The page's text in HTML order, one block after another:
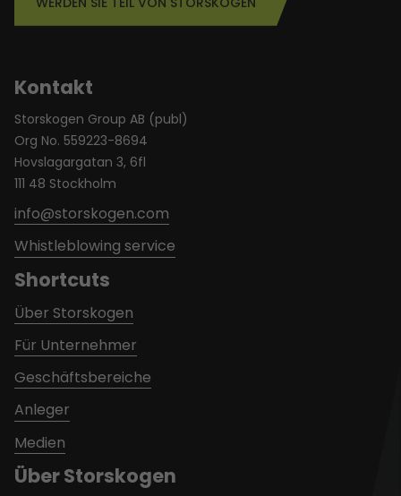
Über Storskogen
Kontakt
Storskogen Group AB (publ)
Org No. 559223-8694
Hovslagargatan 3, 6fl
111 48 Stockholm
info@storskogen.com
Whistleblowing service
Shortcuts
Über Storskogen
Für Unternehmer
Geschäftsbereiche
Anleger
Medien